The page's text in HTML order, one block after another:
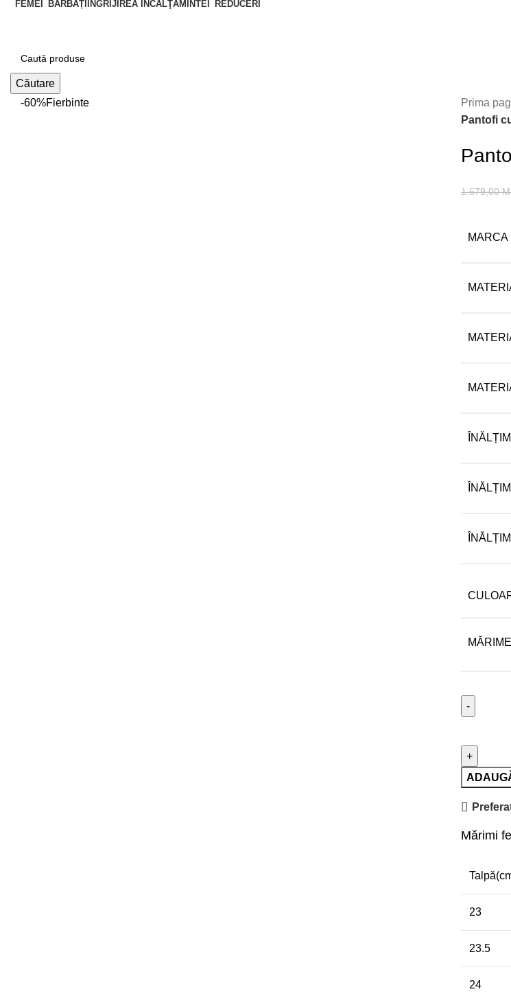
FEMEI BĂRBAȚI ÎNGRIJIREA ÎNCĂLŢĂMINTEI
REDUCERI
Căutare
-60%Fierbinte Prima
Pantofi
1.679,00
MARCA
MĂRIME
Mărimi
23
23.5
24